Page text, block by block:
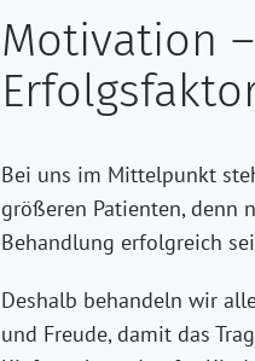
Motivation
Bei uns im Mittelpunkt
größeren Patienten, denn
Behandlung erfolgreich
Deshalb behandeln wir
und Freude, damit das